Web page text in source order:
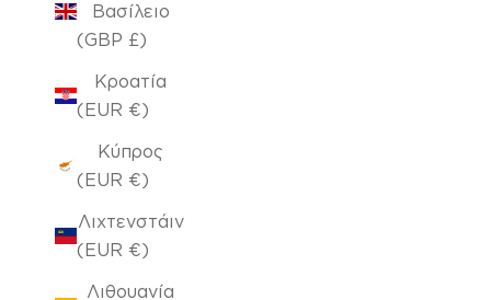
Βασίλειο
(GBP £)
Κροατία
(EUR €)
Κύπρος
(EUR €)
Λιχτενστάιν
(EUR €)
Λιθουανία